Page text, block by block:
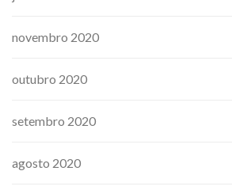
novembro 2020
outubro 2020
setembro 2020
agosto 2020